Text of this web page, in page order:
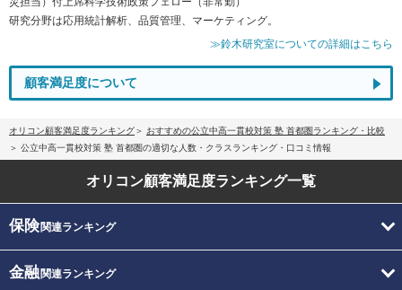
研究分野は応用統計解析、品質管理、マーケティング。
≫鈴木研究室についての詳細はこちら
顧客満足度について
オリコン顧客満足度ランキング
おすすめの公立中高一貫校対策 塾 首都圏ランキング・比較
公立中高一貫校対策 塾 首都圏の適切な人数・クラスランキング・口コミ情報
オリコン顧客満足度ランキング一覧
保険関連ランキング
金融関連ランキング